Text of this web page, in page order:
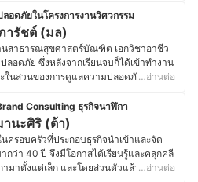
Room ณ ปัจจุบัน
กษ์ กิตติวรการ (ตี่)
ลับมากมายทั้งเมนูอาหารไทยและอาหาร
รทำอาหารและความทรงจำที่ดีจากการใช้
ณแม่มาตลอด ทำให้คุณชิ้นตัดสินใจเปิด
ป็นของตนเองในปีพ.ศ.2554 เพื่อให้คนอื่น ๆ
ไตล์โฮมเมดแบบที่ตนเองหลงรัก ภายใต้
โดยมีทั้งเมนูอาหารไทย อาหารฝรั่ง รวมไป
าแฟ ของหวานและเบเกอรี่ ซึ่งอาหารแต่ละ
มดสูตรเฉพาะของทางร้านที่พิถีพิถันในการ
ผงชูรส นอกจากนี้ ภายในร้านยังมีเป็น
อุ่น เป็นกันเอง พร้อมทั้งยังมีบริการเดลิเว
ย
สนา สมบุญ (ชิ้น)
อดภัยในโครงการงานวิศวกรรม
ารัชต์ (มล)
สาธารณสุขศาสตร์บัณฑิต เอกวิชาอาชีว
ลอดภัย ซึ่งหลังจากเรียนจบก็ได้เข้าทำงาน
ในส่วนของการดูแลความปลอดภัยใน
ปี ปัจจุบันคุณมลดำรงตำแหน่งเป็น
Safety ที่บริษัทเอกชนแห่งหนึ่ง โดยเป็น
การและบริหารการโครงการในด้านงาน
กอบอาคาร เครื่องกลและระบบไฟฟ้า
งเป็นเจ้าหน้าที่ความปลอดภัยในการ
พและเป็นผู้ดูแลเรื่องการจัดหาอุปกรณ์ด้าน
…อ่านต่อ
Consulting ธุรกิจนาฬิกา
นะศิริ (ต้า)
ครอบครัวที่ประกอบธุรกิจนำเข้าและจัด
กว่า 40 ปี จึงมีโอกาสได้เรียนรู้และคลุกคลี
ามาตั้งแต่เล็ก และโดยส่วนตัวแล้วคุณต้า
…อ่านต่อ